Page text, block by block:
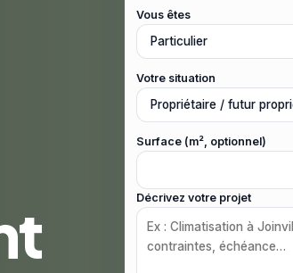
Vous êtes
Votre situation
Surface (m², optionnel)
Décrivez votre projet